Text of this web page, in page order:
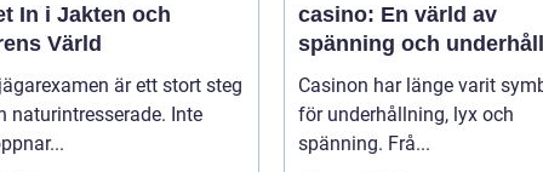
In i Jakten och
Värld
är ett stort steg
naturintresserade. Inte
casino: En värld av
spänning och
Casinon har länge varit
för underhållning, lyx och
spänning. Frå...